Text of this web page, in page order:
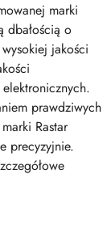
marki
dbałością o
jakości
prawdziwych
Rastar
precyzyjnie.